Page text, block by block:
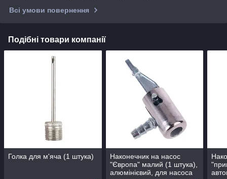
Всі умови повернення
Подібні товари компанії
Голка для м'яча (1 штука)
Наконечник на насос
"Європа" малий (1 штука),
алюмінієвий, для насоса